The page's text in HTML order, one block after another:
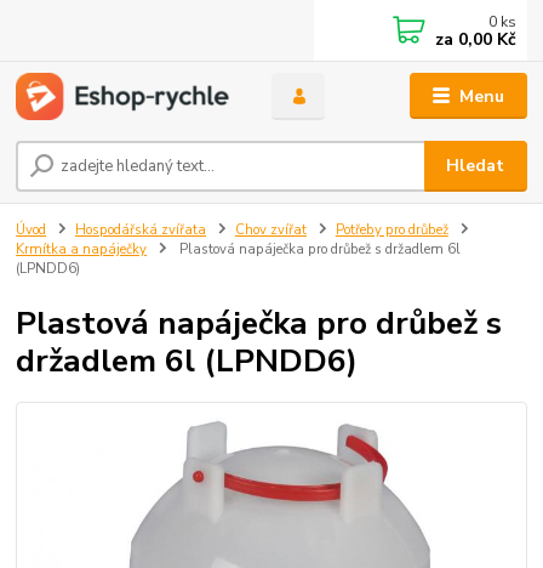
Menu
Hledat
0 ks
za 0,00 Kč
Úvod Hospodářská zvířata Chov zvířat
Potřeby pro drůbež
Krmítka a napáječky
Plastová napáječka pro drůbež s držadlem 6l
(LPNDD6)
Plastová napáječka pro drůbež s
držadlem 6l (LPNDD6)